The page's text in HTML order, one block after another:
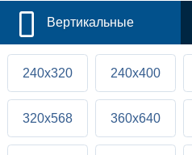
Вертикальные
240x320 240x400
320x568 360x640